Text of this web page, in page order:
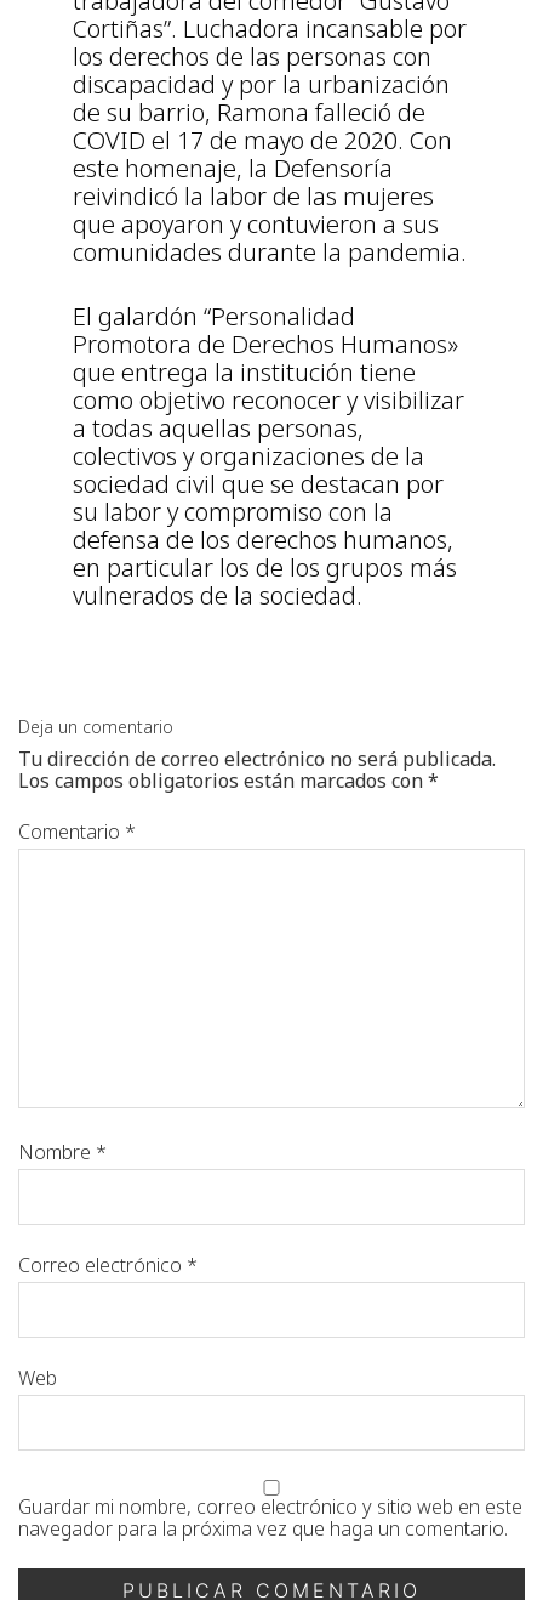
Cortiñas”. Luchadora incansable por
los derechos de las personas con
discapacidad y por la urbanización
de su barrio, Ramona falleció de
COVID el 17 de mayo de 2020. Con
este homenaje, la Defensoría
reivindicó la labor de las mujeres
que apoyaron y contuvieron a sus
comunidades durante la pandemia.
El galardón “Personalidad
Promotora de Derechos Humanos»
que entrega la institución tiene
como objetivo reconocer y visibilizar
a todas aquellas personas,
colectivos y organizaciones de la
sociedad civil que se destacan por
su labor y compromiso con la
defensa de los derechos humanos,
en particular los de los grupos más
vulnerados de la sociedad.
Deja un comentario
Tu dirección de correo electrónico no será publicada.
Los campos obligatorios están marcados con*
Comentario *
Nombre *
Correo electrónico *
Web
Guardar mi nombre, correo electrónico y sitio web en este
navegador para la próxima vez que haga un comentario.